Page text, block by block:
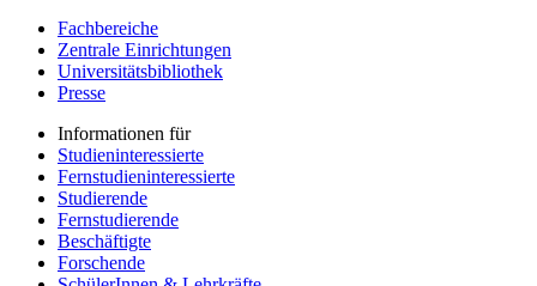
Fachbereiche
Zentrale Einrichtungen
Universitätsbibliothek
Presse
Informationen für
Studieninteressierte
Fernstudieninteressierte
Studierende
Fernstudierende
Beschäftigte
Forschende